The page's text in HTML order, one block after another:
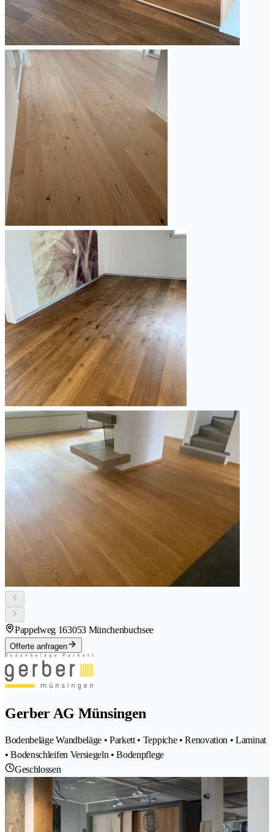
Pappelweg 163053 Münchenbuchsee
Offerte anfragen
Gerber AG Münsingen
Bodenbeläge Wandbeläge • Parkett • Teppiche • Renovation • Laminat
• Bodenschleifen Versiegeln • Bodenpflege
Geschlossen